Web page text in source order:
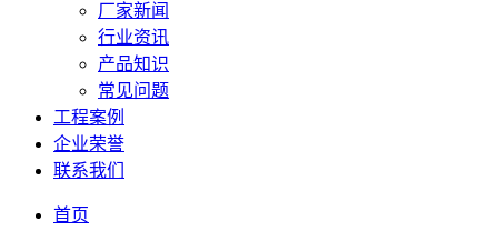
厂家新闻
行业资讯
产品知识
常见问题
工程案例
企业荣誉
联系我们
首页